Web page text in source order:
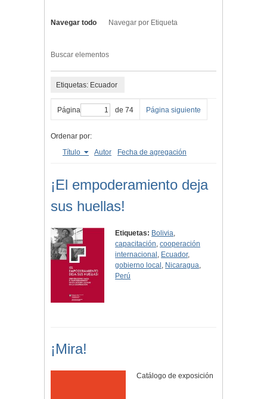
Navegar todo Navegar por Etiqueta
Buscar elementos
Etiquetas: Ecuador
Página de 74 Página siguiente
Ordenar por:
Título
Autor Fecha de agregación
¡El empoderamiento deja
sus huellas!
Etiquetas: Bolivia,
capacitación,cooperación
internacional , Ecuador,
gobierno local , Nicaragua,
Perú
¡Mira!
Catálogo de exposición